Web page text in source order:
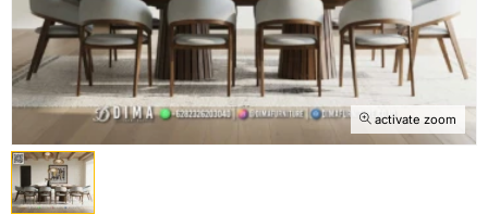
activate zoom